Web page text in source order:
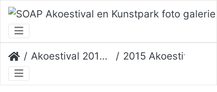
Akoestival 2015 Erik Veerman 2015 Akoestival 074